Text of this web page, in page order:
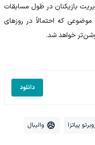
بازیکنان در طول مسابقات
که احتمالاً در روزهای
خواهد شد.
دانلود
پیاتزا والیبال